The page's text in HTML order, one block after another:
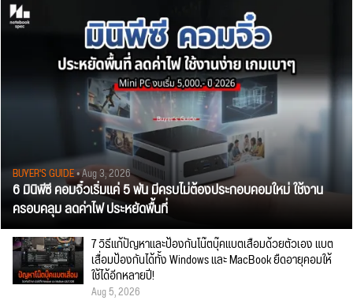
BUYER'S GUIDE• Aug 3, 2026
6 มินิพีซี คอมจิ๋วเริ่มแค่ 5 พัน มีครบไม่ต้องประกอบคอมใหม่ ใช้งาน
ครอบคลุม ลดค่าไฟ ประหยัดพื้นที่
7 วิธีแก้ปัญหาและป้องกันโน๊ตบุ๊คแบตเสื่อมด้วยตัวเอง แบต
เสื่อมป้องกันได้ทั้ง Windows และ MacBook ยืดอายุคอมให้
ใช้ได้อีกหลายปี!
Aug 5, 2026